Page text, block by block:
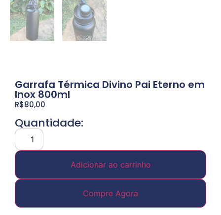
Garrafa Térmica Divino Pai Eterno em
Inox 800ml
R$80,00
Quantidade:
Adicionar ao carrinho
Compre Agora